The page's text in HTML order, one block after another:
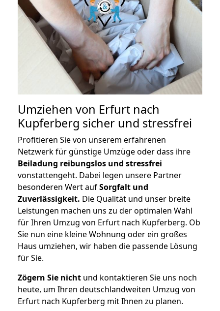
Umziehen von Erfurt nach
Kupferberg sicher und stressfrei
Profitieren Sie von unserem erfahrenen
Netzwerk für günstige Umzüge oder dass ihre
Beiladung reibungslos und stressfrei
vonstattengeht. Dabei legen unsere Partner
besonderen Wert aufSorgfalt und
Zuverlässigkeit. Die Qualität und unser breite
Leistungen machen uns zu der optimalen Wahl
für Ihren Umzug von Erfurt nach Kupferberg. Ob
Sie nun eine kleine Wohnung oder ein großes
Haus umziehen, wir haben die passende Lösung
für Sie.
Zögern Sie nicht und kontaktieren Sie uns noch
heute, um Ihren deutschlandweiten Umzug von
Erfurt nach Kupferberg mit Ihnen zu planen.